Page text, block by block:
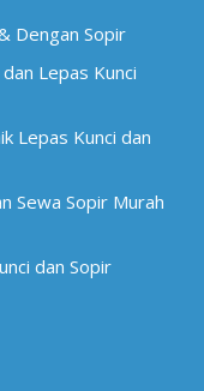
Dengan Sopir
Lepas Kunci
Lepas Kunci dan
Sewa Sopir Murah
dan Sopir